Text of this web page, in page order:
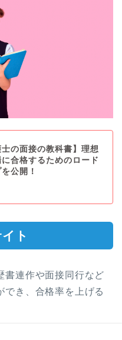
士の面接の教科書】理想
合格するためのロード
公開！
ト
書連作や面接同行など
でき、合格率を上げる